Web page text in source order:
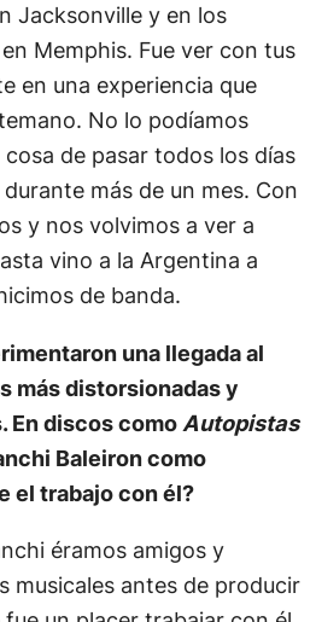
Jacksonville y en los
Memphis. Fue ver con tus
en una experiencia que
No lo podíamos
de pasar todos los días
más de un mes. Con
y nos volvimos a ver a
vino a la Argentina a
de banda.
una llegada al
más distorsionadas y
En discos como Autopistas
Baleiron como
el trabajo con él?
éramos amigos y
musicales antes de producir